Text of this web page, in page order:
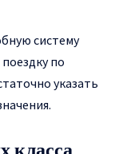
систему
по
указать